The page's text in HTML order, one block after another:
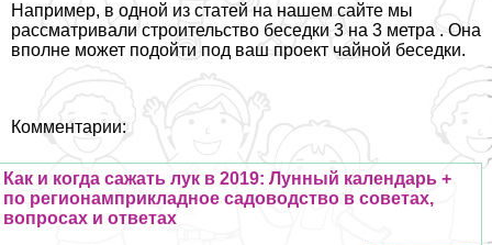
Например, в одной из статей на нашем сайте мы
рассматривали строительство беседки 3 на 3 метра. Она
вполне может подойти под ваш проект чайной беседки.
Комментарии:
Как и когда сажать лук в 2019: Лунный календарь +
по регионамприкладное садоводство в советах,
вопросах и ответах